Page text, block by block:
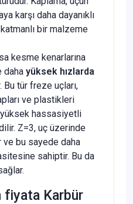
karşı daha dayanıklı
bir malzeme
kesme kenarlarına
daha yüksek hızlarda
Bu tür freze uçları,
ve plastikleri
yüksek hassasiyetli
Z=3, uç üzerinde
bu sayede daha
sahiptir. Bu da
fiyata Karbür